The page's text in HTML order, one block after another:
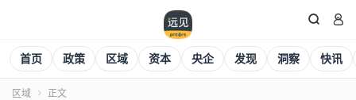
 
首页 政策 区域 资本 央企 发现 洞察 快讯
区域  正文